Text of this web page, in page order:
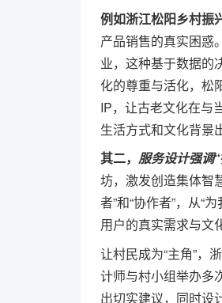
例如浙江松阳乡村振
产品销售的真实困惑
业，这种基于数据的
化的尊重与活化，松
IP，让古老文化在与
生活方式和文化背景
其二， 服务设计强调
坊，激发创造集体智
者”和“协作者”，从“
用户的真实需求与文
让村民成为“主角”，
计师与村小组举办多
出切实建议，同时设